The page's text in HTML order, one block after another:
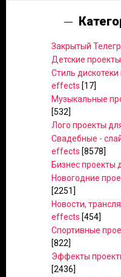
Закрытый
Детские
Стиль
effects [17]
Музыкальные
[532]
Лого проекты
Свадебные -
effects [8578]
Бизнес
Новогодние
[2251]
Новости,
effects [454]
Спортивные
[822]
Эффекты
[2436]